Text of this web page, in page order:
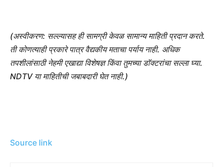
(अस्वीकरण: सल्ल्यासह ही सामग्री केवळ सामान्य माहिती प्रदान करते.
ती कोणत्याही प्रकारे पात्र वैद्यकीय मताचा पर्याय नाही. अधिक
तपशीलांसाठी नेहमी एखाद्या विशेषज्ञ किंवा तुमच्या डॉक्टरांचा सल्ला घ्या.
NDTV या माहितीची जबाबदारी घेत नाही.)
Source link